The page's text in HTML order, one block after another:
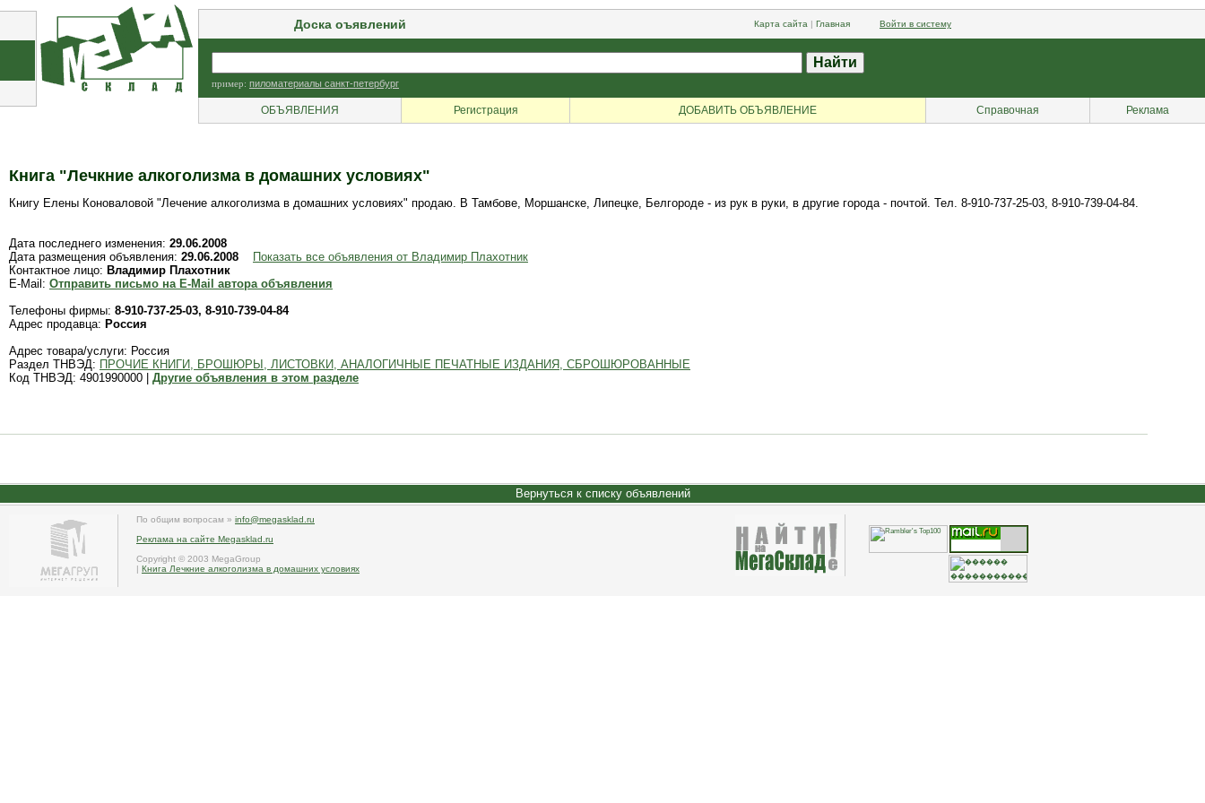
Доска оъявлений Карта сайта | Главная Войти в систему
пример: пиломатериалы санкт-петербург
ОБЪЯВЛЕНИЯ Регистрация ДОБАВИТЬ ОБЪЯВЛЕНИЕ Справочная Реклама
Книга "Лечкние алкоголизма в домашних условиях"
Книгу Елены Коноваловой "Лечение алкоголизма в домашних условиях" продаю. В Тамбове, Моршанске, Липецке, Белгороде - из рук в руки, в другие города - почтой. Тел. 8-910-737-25-03, 8-910-739-04-84.
Дата последнего изменения: 29.06.2008
Дата размещения объявления: 29.06.2008
Показать все объявления от Владимир Плахотник
Контактное лицо: Владимир Плахотник
E-Mail: Отправить письмо на E-Mail автора объявления
Телефоны фирмы: 8-910-737-25-03, 8-910-739-04-84
Адрес продавца: Россия
Адрес товара/услуги: Россия
Раздел ТНВЭД: ПРОЧИЕ КНИГИ, БРОШЮРЫ, ЛИСТОВКИ, АНАЛОГИЧНЫЕ ПЕЧАТНЫЕ ИЗДАНИЯ, СБРОШЮРОВАННЫЕ
Код ТНВЭД: 4901990000 | Другие объявления в этом разделе
Вернуться к списку объявлений
По общим вопросам » info@megasklad.ru
Реклама на сайте Megasklad.ru
Copyright © 2003 MegaGroup
| Книга Лечкние алкоголизма в домашних условиях